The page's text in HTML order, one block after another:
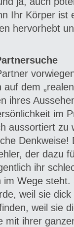
Ihr Körper ist
hervorhebt
auf dem
ihres
im
aussortiert zu
Denkweise!
der dazu
ihr
im Wege
weil sie
weil sie
mit ihrer